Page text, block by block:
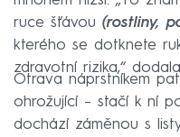
ruce šťávou (rostliny,
kterého se dotknete
zdravotní rizika,“
Otrava náprstníkem
ohrožující – stačí k ní
dochází záměnou s